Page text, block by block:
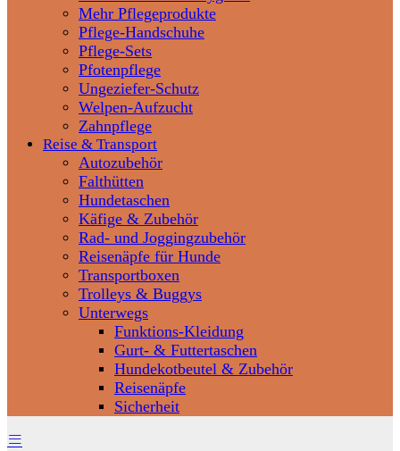
Mehr Pflegeprodukte
Pflege-Handschuhe
Pflege-Sets
Pfotenpflege
Ungeziefer-Schutz
Welpen-Aufzucht
Zahnpflege
Reise & Transport
Autozubehör
Falthütten
Hundetaschen
Käfige & Zubehör
Rad- und Joggingzubehör
Reisenäpfe für Hunde
Transportboxen
Trolleys & Buggys
Unterwegs
Funktions-Kleidung
Gurt- & Futtertaschen
Hundekotbeutel & Zubehör
Reisenäpfe
Sicherheit